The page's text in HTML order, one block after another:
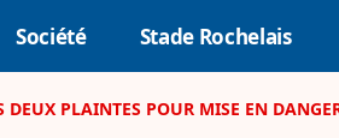
Société Stade Rochelais
POUR MISE EN DANGER